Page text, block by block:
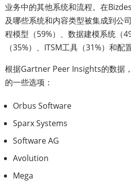
业务中的其他系统和流程。在
及哪些系统和内容类型被集成到公
程模型（59%）、数据建模系统（
（35%）、ITSM工具（31%）和配
根据Gartner Peer Insights的数据
的一些选项：
Orbus Software
Sparx Systems
Software AG
Avolution
Mega